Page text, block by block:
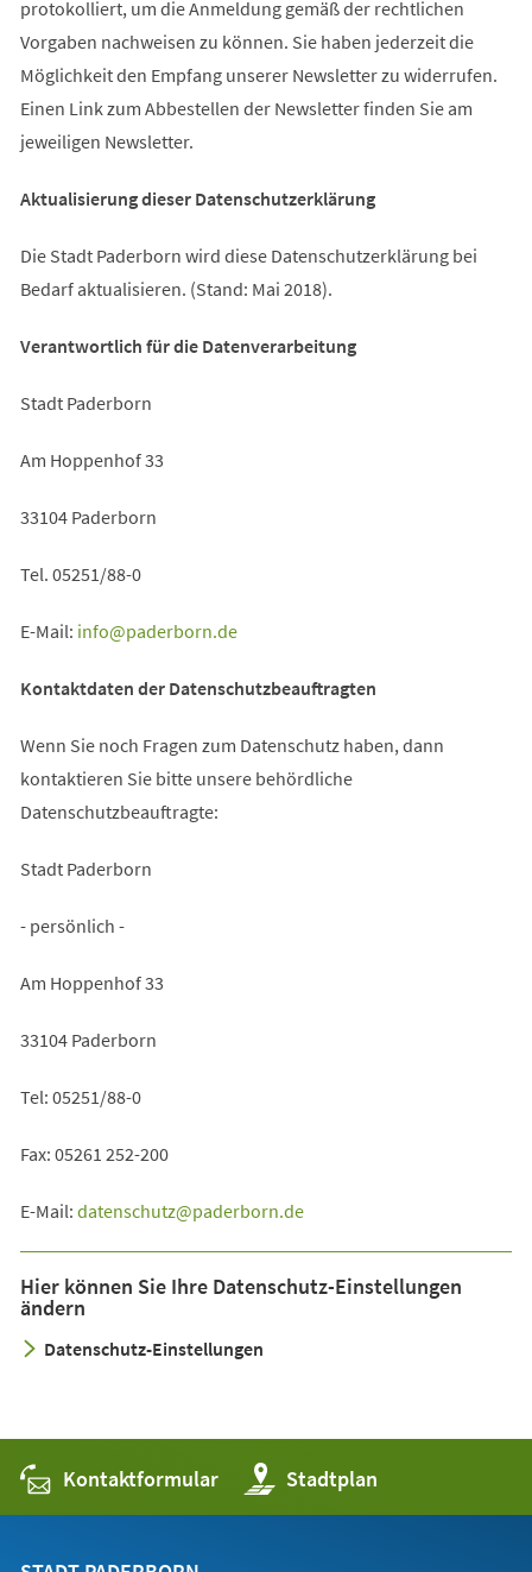
protokolliert, um die Anmeldung gemäß der rechtlichen
Vorgaben nachweisen zu können. Sie haben jederzeit die
Möglichkeit den Empfang unserer Newsletter zu widerrufen.
Einen Link zum Abbestellen der Newsletter finden Sie am
jeweiligen Newsletter.
Aktualisierung dieser Datenschutzerklärung
Die Stadt Paderborn wird diese Datenschutzerklärung bei
Bedarf aktualisieren. (Stand: Mai 2018).
Verantwortlich für die Datenverarbeitung
Stadt Paderborn
Am Hoppenhof 33
33104 Paderborn
Tel. 05251/88-0
E-Mail: info paderborn de
Kontaktdaten der Datenschutzbeauftragten
Wenn Sie noch Fragen zum Datenschutz haben, dann
kontaktieren Sie bitte unsere behördliche
Datenschutzbeauftragte:
Stadt Paderborn
- persönlich -
Am Hoppenhof 33
33104 Paderborn
Tel: 05251/88-0
Fax: 05261 252-200
E-Mail: datenschutz paderborn de
Hier können Sie Ihre Datenschutz-Einstellungen
ändern
Datenschutz-Einstellungen
Kontaktformular Stadtplan
(Öffnet
in
einem